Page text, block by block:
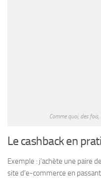
Comme quoi, des
Le cashback en
Exemple : j’achète une paire
site d’e-commerce en